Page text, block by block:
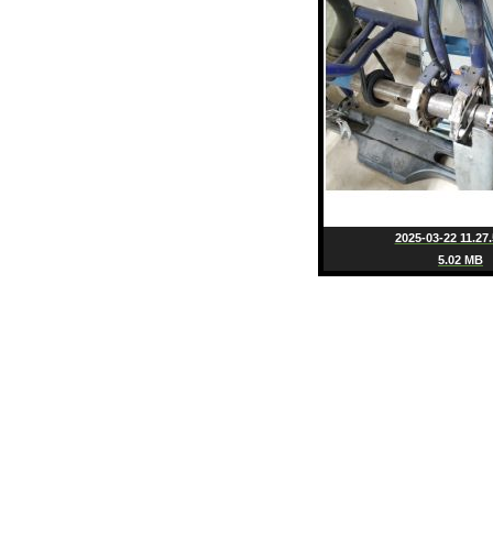
2025-03-22
5.02 MB